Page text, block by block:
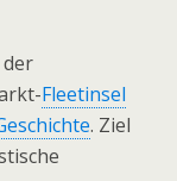
Fleetinsel
. Ziel